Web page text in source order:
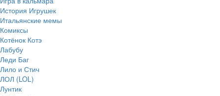
История Игрушек
Итальянские мемы
Комиксы
Котёнок Котэ
Лабубу
Леди Баг
Лило и Стич
ЛОЛ (LOL)
Лунтик